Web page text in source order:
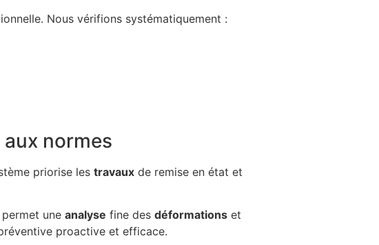
Nous vérifions systématiquement :
normes
priorise les travaux de remise en état et
une analyse fine des déformations et
proactive et efficace.